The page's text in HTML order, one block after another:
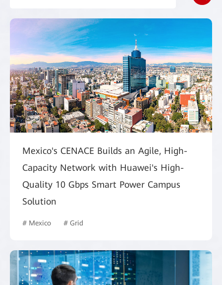
Mexico's CENACE Builds an Agile, High-
Capacity Network with Huawei's High-
Quality 10 Gbps Smart Power Campus
Solution
# Mexico # Grid